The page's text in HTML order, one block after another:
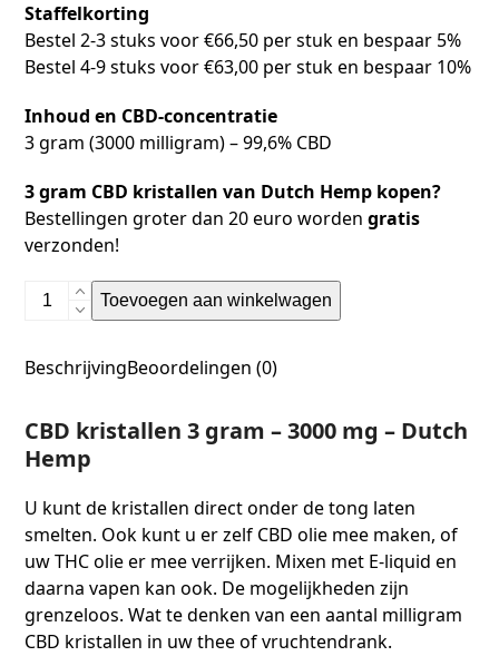
Staffelkorting
Bestel 2-3 stuks voor €66,50 per stuk en bespaar 5%
Bestel 4-9 stuks voor €63,00 per stuk en bespaar 10%
Inhoud en CBD-concentratie
3 gram (3000 milligram) – 99,6% CBD
3 gram CBD kristallen van Dutch Hemp kopen?
Bestellingen groter dan 20 euro wordengratis
verzonden!
Toevoegen aan winkelwagen
BeschrijvingBeoordelingen (0)
CBD kristallen 3 gram – 3000 mg – Dutch
Hemp
U kunt de kristallen direct onder de tong laten
smelten. Ook kunt u er zelf CBD olie mee maken, of
uw THC olie er mee verrijken. Mixen met E-liquid en
daarna vapen kan ook. De mogelijkheden zijn
grenzeloos. Wat te denken van een aantal milligram
CBD kristallen in uw thee of vruchtendrank.